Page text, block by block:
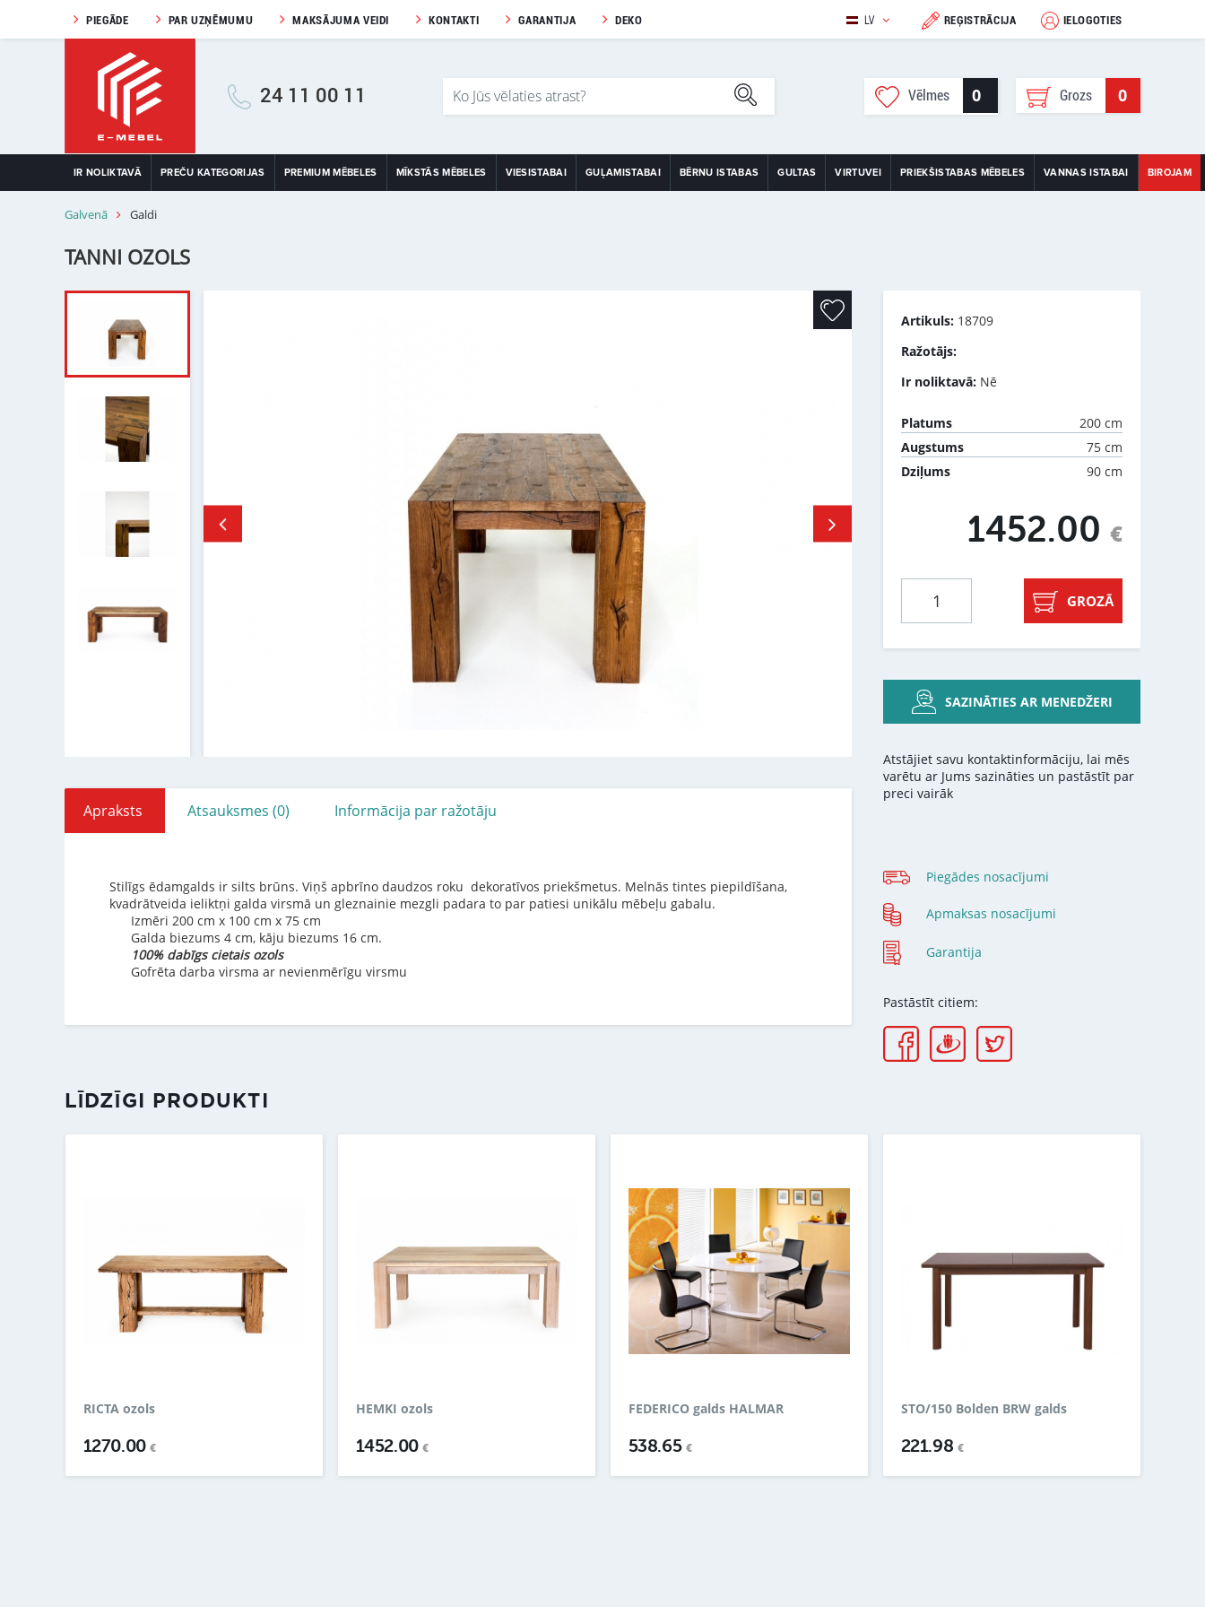
PIEGĀDE PAR UZŅĒMUMU MAKSĀJUMA VEIDI KONTAKTI GARANTIJA DEKO LV REĢISTRĀCIJA IELOGOTIES
24 11 00 11 Vēlmes 0 Grozs 0
IR NOLIKTAVĀ PREČU KATEGORIJAS PREMIUM MĒBELES MĪKSTĀS MĒBELES VIESISTABAI GUĻAMISTABAI BĒRNU ISTABAS GULTAS VIRTUVEI PRIEKŠISTABAS MĒBELES VANNAS ISTABAI BIROJAM
Galvenā Galdi
TANNI OZOLS
Artikuls: 18709
Ražotājs:
Ir noliktavā: Nē
Platums
200 cm
Augstums
75 cm
Dziļums
90 cm
1452.00 €
GROZĀ
SAZINĀTIES AR MENEDŽERI
Atstājiet savu kontaktinformāciju, lai mēs
varētu ar Jums sazināties un pastāstīt par
preci vairāk
Piegādes nosacījumi
Apmaksas nosacījumi
Garantija
Pastāstīt citiem:
Apraksts
Stilīgs ēdamgalds ir silts brūns. Viņš apbrīno daudzos roku dekoratīvos priekšmetus. Melnās tintes piepildīšana,
kvadrātveida ieliktņi galda virsmā un gleznainie mezgli padara to par patiesi unikālu mēbeļu gabalu.
Izmēri 200 cm x 100 cm x 75 cm
Galda biezums 4 cm, kāju biezums 16 cm.
100% dabīgs cietais ozols
Gofrēta darba virsma ar nevienmērīgu virsmu
Atsauksmes (0) Informācija par ražotāju
LĪDZĪGI PRODUKTI
RICTA ozols
1270.00€
HEMKI ozols
1452.00€
FEDERICO galds HALMAR
538.65 €
STO/150 Bolden BRW galds
221.98 €